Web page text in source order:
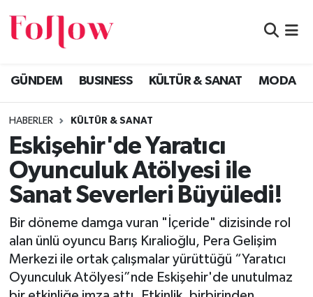
GÜNDEM BUSINESS KÜLTÜR & SANAT MODA
HABERLER KÜLTÜR & SANAT
Eskişehir'de Yaratıcı
Oyunculuk Atölyesi ile
Sanat Severleri Büyüledi!
Bir döneme damga vuran "İçeride" dizisinde rol
alan ünlü oyuncu Barış Kıralioğlu, Pera Gelişim
Merkezi ile ortak çalışmalar yürüttüğü “Yaratıcı
Oyunculuk Atölyesi”nde Eskişehir'de unutulmaz
GÜNDEM
BUSINESS
KÜLTÜR & SANAT
MODA
EĞİTİM
SAĞLIK & SPOR
Eskişehir Nöbetçi Eczaneler
Eskişehir Hava Durumu
Eskişehir Namaz Vakitleri
Eskişehir Trafik Yoğunluk Haritası
Süper Lig Puan Durumu ve Fikstür
Tüm Manşetler
Son Dakika Haberleri